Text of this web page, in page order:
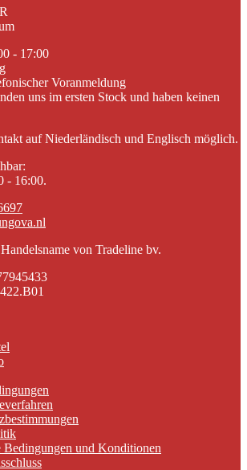
- 17:00
Voranmeldung
uns im ersten Stock und haben keinen
auf Niederländisch und Englisch möglich.
- 16:00.
von Tradeline bv.
Bedingungen und Konditionen